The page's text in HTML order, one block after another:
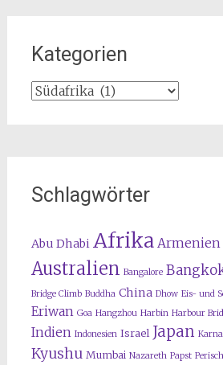
Kategorien
Kategorien
Schlagwörter
Abu Dhabi Afrika Armenien
Australien Bangalore
Bridge Climb Buddha China Dhow Eis- und
Eriwan Goa Hangzhou Harbin Harbour
Indien Indonesien Israel Japan
Kyushu Mumbai Nazareth Papst